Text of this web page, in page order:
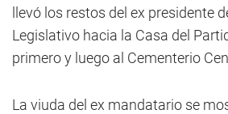
llevó los restos del ex presidente
Legislativo hacia la Casa del
primero y luego al Cementerio
La viuda del ex mandatario se